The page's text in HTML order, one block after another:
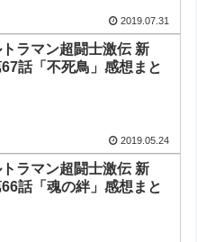
2019.07.31
トラマン超闘士激伝 新
話「不死鳥」感想まと
2019.05.24
トラマン超闘士激伝 新
話「魂の絆」感想まと